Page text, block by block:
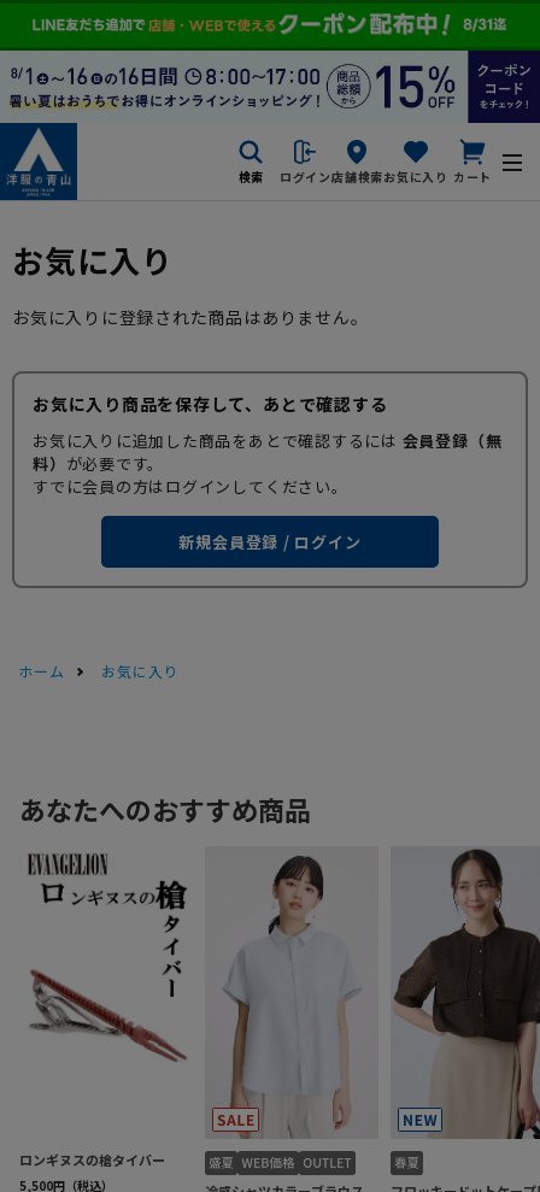
検索 ログイン店舗検索お気に入り カート
お気に入り
お気に入りに登録された商品はありません。
お気に入り商品を保存して、あとで確認する
お気に入りに追加した商品をあとで確認するには 会員登録（無
料） が必要です。
すでに会員の方はログインしてください。
新規会員登録 / ログイン
ホーム お気に入り